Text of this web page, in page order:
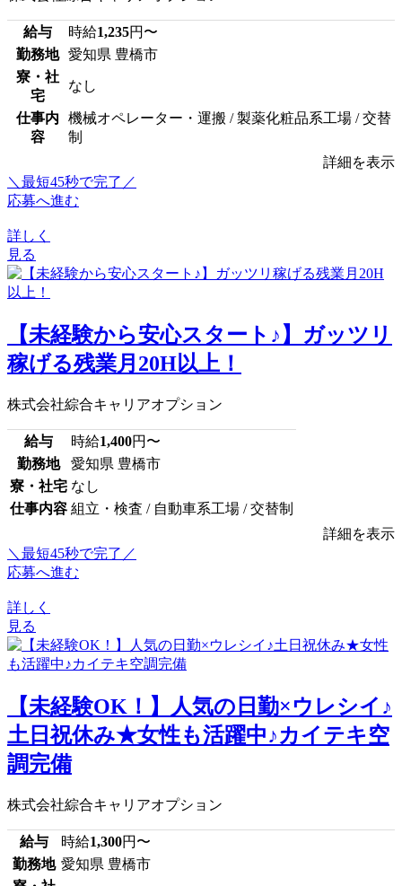
給与 時給1,235円〜
勤務地
愛知県 豊橋市
寮・社
宅
なし
仕事内
容
機械オペレーター・運搬 / 製薬化粧品系工場 / 交替
制
詳細を表示
＼最短45秒で完了／
応募へ進む
詳しく
見る
【未経験から安心スタート♪】ガッツリ
稼げる残業月20H以上！
株式会社綜合キャリアオプション
給与 時給1,400円〜
勤務地
愛知県 豊橋市
寮・社宅 なし
仕事内容 組立・検査 / 自動車系工場 / 交替制
詳細を表示
＼最短45秒で完了／
応募へ進む
詳しく
見る
【未経験OK！】人気の日勤×ウレシイ♪
土日祝休み★女性も活躍中♪カイテキ空
調完備
株式会社綜合キャリアオプション
給与 時給1,300円〜
勤務地 愛知県 豊橋市